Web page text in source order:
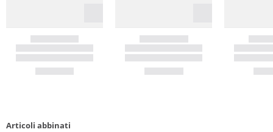
Articoli abbinati